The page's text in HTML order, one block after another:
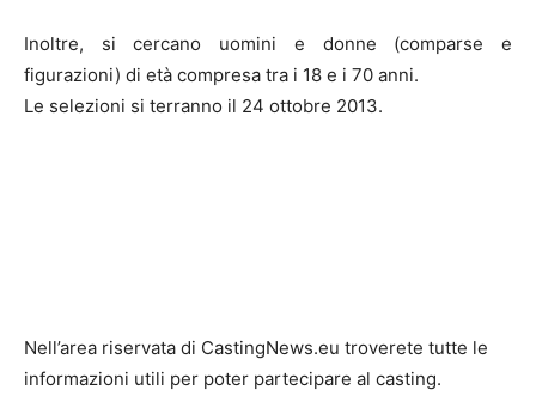
Inoltre, si cercano uomini e donne (comparse e
figurazioni) di età compresa tra i 18 e i 70 anni.
Le selezioni si terranno il 24 ottobre 2013.
Nell’area riservata di CastingNews.eu troverete tutte le
informazioni utili per poter partecipare al casting.